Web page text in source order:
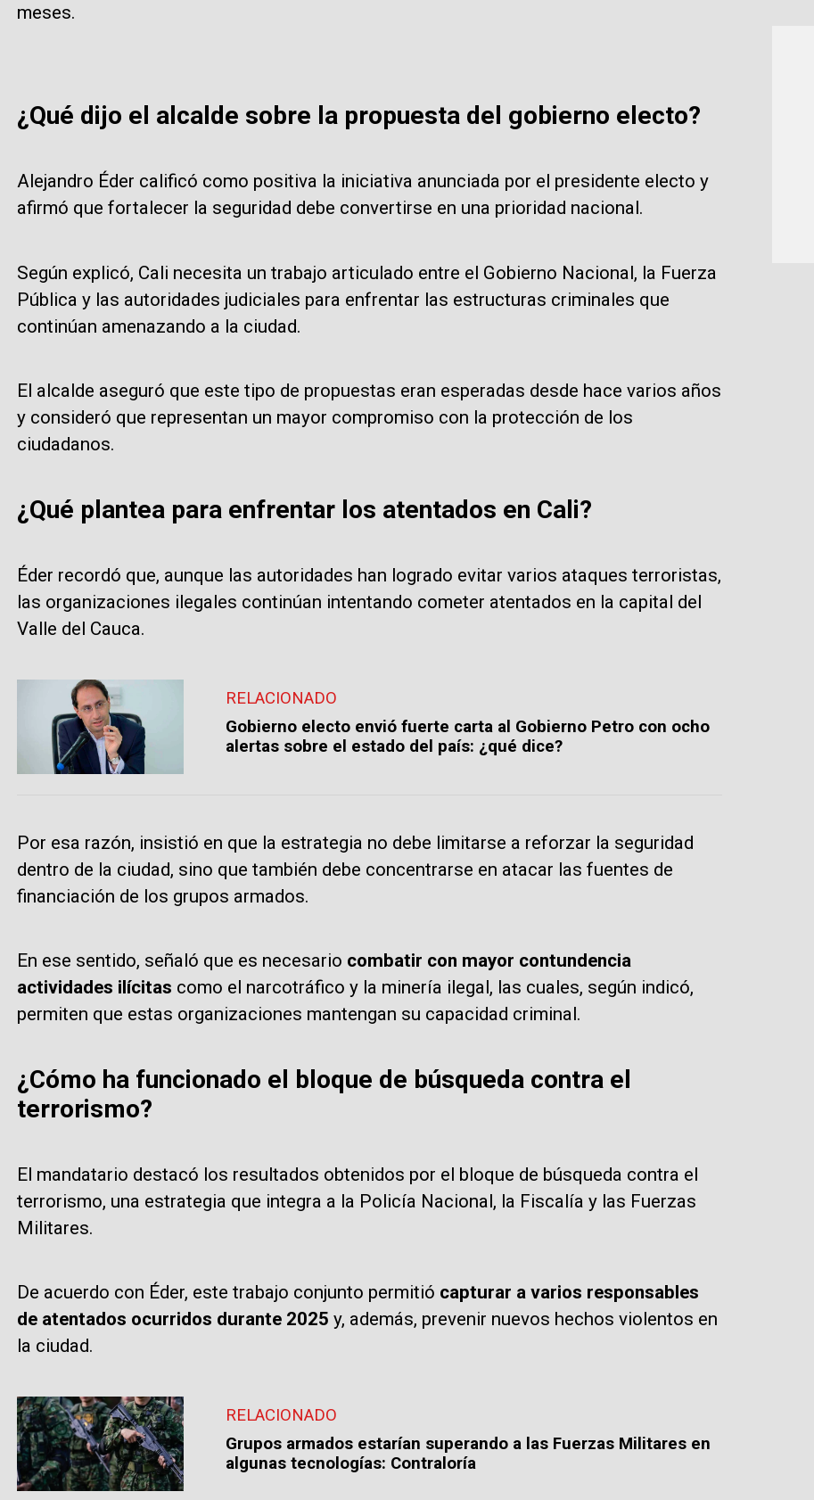
meses.
¿Qué dijo el alcalde sobre la propuesta del gobierno electo?
Alejandro Éder calificó como positiva la iniciativa anunciada por el presidente electo y
afirmó que fortalecer la seguridad debe convertirse en una prioridad nacional.
Según explicó, Cali necesita un trabajo articulado entre el Gobierno Nacional, la Fuerza
Pública y las autoridades judiciales para enfrentar las estructuras criminales que
continúan amenazando a la ciudad.
El alcalde aseguró que este tipo de propuestas eran esperadas desde hace varios años
y consideró que representan un mayor compromiso con la protección de los
ciudadanos.
¿Qué plantea para enfrentar los atentados en Cali?
Éder recordó que, aunque las autoridades han logrado evitar varios ataques terroristas,
las organizaciones ilegales continúan intentando cometer atentados en la capital del
Valle del Cauca.
RELACIONADO
Gobierno electo envió fuerte carta al Gobierno Petro con ocho
alertas sobre el estado del país: ¿qué dice?
Por esa razón, insistió en que la estrategia no debe limitarse a reforzar la seguridad
dentro de la ciudad, sino que también debe concentrarse en atacar las fuentes de
financiación de los grupos armados.
En ese sentido, señaló que es necesario combatir con mayor contundencia
actividades ilícitas como el narcotráfico y la minería ilegal, las cuales, según indicó,
permiten que estas organizaciones mantengan su capacidad criminal.
¿Cómo ha funcionado el bloque de búsqueda contra el
terrorismo?
El mandatario destacó los resultados obtenidos por el bloque de búsqueda contra el
terrorismo, una estrategia que integra a la Policía Nacional, la Fiscalía y las Fuerzas
Militares.
De acuerdo con Éder, este trabajo conjunto permitió capturar a varios responsables
de atentados ocurridos durante 2025 y, además, prevenir nuevos hechos violentos en
la ciudad.
RELACIONADO
Grupos armados estarían superando a las Fuerzas Militares en
algunas tecnologías: Contraloría